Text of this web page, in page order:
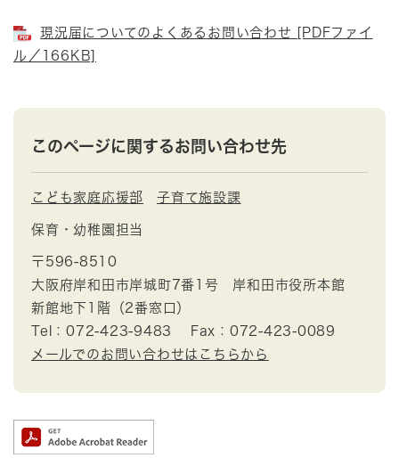
現況届についてのよくあるお問い合わせ [PDFファイ
ル／166KB]
このページに関するお問い合わせ先
こども家庭応援部 子育て施設課
保育・幼稚園担当
〒596-8510
大阪府岸和田市岸城町7番1号 岸和田市役所本館
新館地下1階（2番窓口）
Tel：072-423-9483
Fax：072-423-0089
メールでのお問い合わせはこちらから